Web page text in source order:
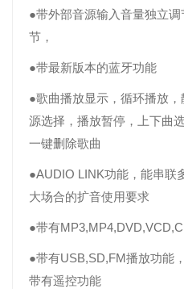
●带外部音源输入音量独立
节，
●带最新版本的蓝牙功能
●歌曲播放显示，循环播放
源选择，播放暂停，上下曲
一键删除歌曲
●AUDIO LINK功能，能串联
大场合的扩音使用要求
●带有
●带有USB,SD,FM播放功能
带有遥控功能